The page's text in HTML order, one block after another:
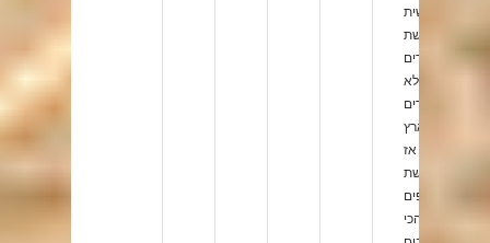
אישית
משתמשת
במוצרים
שלא
נמכרים
בארץ
אז
מחפשת
תחליפים
הכי